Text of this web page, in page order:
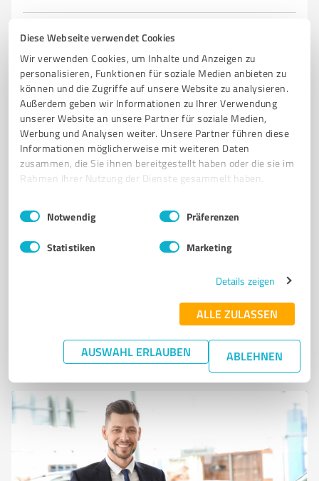
Diese Webseite verwendet Cookies
Wir verwenden Cookies, um Inhalte und Anzeigen zu
personalisieren, Funktionen für soziale Medien anbieten zu
können und die Zugriffe auf unsere Website zu analysieren.
Außerdem geben wir Informationen zu Ihrer Verwendung
unserer Website an unsere Partner für soziale Medien,
Werbung und Analysen weiter. Unsere Partner führen diese
Informationen möglicherweise mit weiteren Daten
zusammen, die Sie ihnen bereitgestellt haben oder die sie im
Rahmen Ihrer Nutzung der Dienste gesammelt haben.
Impressum Datenschutzbestimmungen
Einwilligungsauswahl
Notwendig Präferenzen
Statistiken Marketing
Details zeigen
ALLE ZULASSEN
AUSWAHL ERLAUBEN ABLEHNEN
5,00 / 5,00
4 Wellness
Salzgrotte Sanitas Zwickau
Wellness und Entspannung in der Salzgrotte Sanitas
Zwickau
ENTSPANNUNG MASSAGEN YOGA GESUNDHEIT ALLERGIEN
SALIONARIUM KLANGSCHALEN
Nicht bewertet0